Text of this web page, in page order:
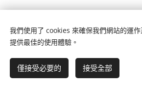
版權所有 © FUNG WING EDUCATION CO.,
利。
Cookies
我們使用了 cookies 來確保我們網站的運
提供最佳的使用體驗。
僅接受必要的 接受全部